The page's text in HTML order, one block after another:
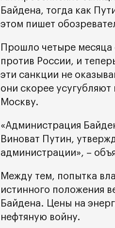
Байдена, тогда как
этом пишет
Прошло четыре месяца
против России, и
эти санкции не
они скорее
Москву.
«Администрация
Виноват Путин,
администрации», –
Между тем, попытка
истинного положения
Байдена. Цены на
нефтяную войну.